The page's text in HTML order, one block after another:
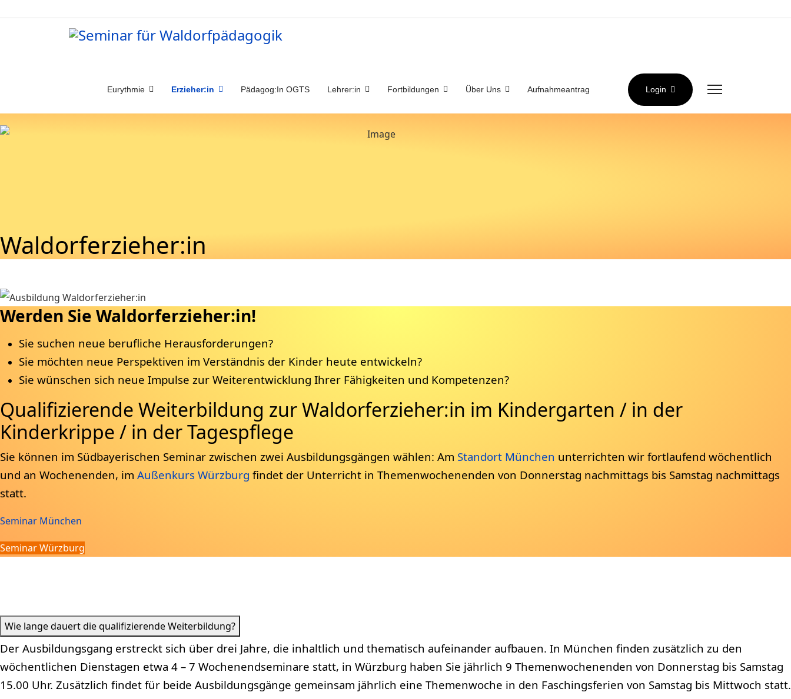
Eurythmie Erzieher:in Pädagog:In OGTS Lehrer:in Fortbildungen Über Uns Aufnahmeantrag Login
Waldorferzieher:in
Werden Sie Waldorferzieher:in!
Sie suchen neue berufliche Herausforderungen?
Sie möchten neue Perspektiven im Verständnis der Kinder heute entwickeln?
Sie wünschen sich neue Impulse zur Weiterentwicklung Ihrer Fähigkeiten und Kompetenzen?
Qualifizierende Weiterbildung zur Waldorferzieher:in im Kindergarten / in der
Kinderkrippe / in der Tagespflege
Sie können im Südbayerischen Seminar zwischen zwei Ausbildungsgängen wählen: Am Standort München unterrichten wir fortlaufend wöchentlich
und an Wochenenden, im Außenkurs Würzburg findet der Unterricht in Themenwochenenden von Donnerstag nachmittags bis Samstag nachmittags
statt.
Seminar München
Seminar Würzburg
Wie lange dauert die qualifizierende Weiterbildung?
Der Ausbildungsgang erstreckt sich über drei Jahre, die inhaltlich und thematisch aufeinander aufbauen. In München finden zusätzlich zu den
wöchentlichen Dienstagen etwa 4 – 7 Wochenendseminare statt, in Würzburg haben Sie jährlich 9 Themenwochenenden von Donnerstag bis Samstag
15.00 Uhr. Zusätzlich findet für beide Ausbildungsgänge gemeinsam jährlich eine Themenwoche in den Faschingsferien von Samstag bis Mittwoch statt.